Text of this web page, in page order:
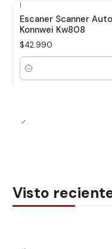
|
Escaner Scanner
Konnwei Kw808
$42.990
Cantidad
Visto